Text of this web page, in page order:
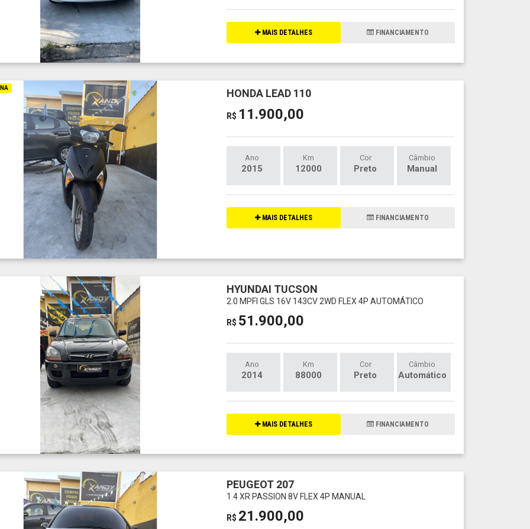
MAIS DETALHES FINANCIAMENTO
HONDA LEAD 110
R$ 11.900,00
Ano
2015
Km
12000
Cor
Preto
Câmbio
Manual
MAIS DETALHES FINANCIAMENTO
HYUNDAI TUCSON
2.0 MPFI GLS 16V 143CV 2WD FLEX 4P AUTOMÁTICO
R$ 51.900,00
Ano
2014
Km
88000
Cor
Preto
Câmbio
Automático
MAIS DETALHES FINANCIAMENTO
PEUGEOT 207
1.4 XR PASSION 8V FLEX 4P MANUAL
R$ 21.900,00